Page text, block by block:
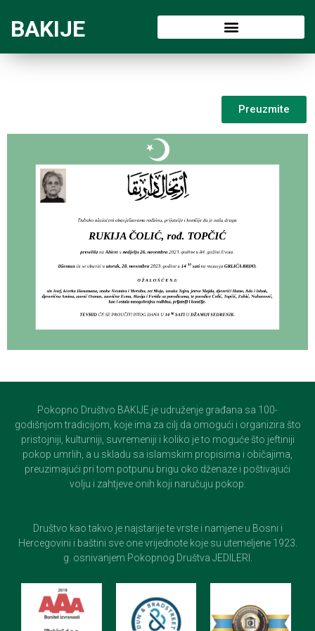
BAKIJE
Preuzmite
Pokopno Društvo BAKIJE je udruženje građana sa 100-
godišnjom tradicijom, koje ima za cilj da omogući i organizira što
pristojniji, kulturniji, suvremeniji i koliko je to moguće što jeftiniji
pokop umrlih, a u skladu sa islamskim propisima i običajima,
preuzimajući pri tom potpunu brigu oko dženaze i poštivajući
volju i zahtjeve onih koji naručuju pokop.
Društvo kao takvo je najstarije te vrste i namjene u Bosni i
Hercegovini i baštini sve one vrijednote koje su utemeljene 1923.
g. osnivanjem Pokopnog Društva JEDILERI.